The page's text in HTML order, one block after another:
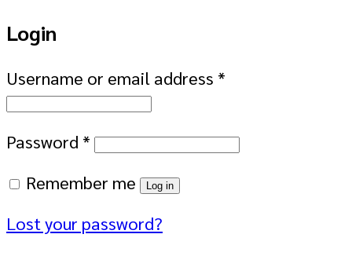
Login
Username or email address *
Password *
Remember me
Log in
Lost your password?